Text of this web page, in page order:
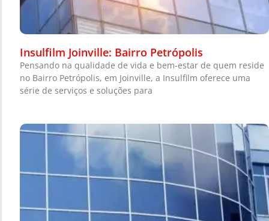
Insulfilm Joinville: Bairro Petrópolis
Pensando na qualidade de vida e bem-estar de quem reside
no Bairro Petrópolis, em Joinville, a Insulfilm oferece uma
série de serviços e soluções para